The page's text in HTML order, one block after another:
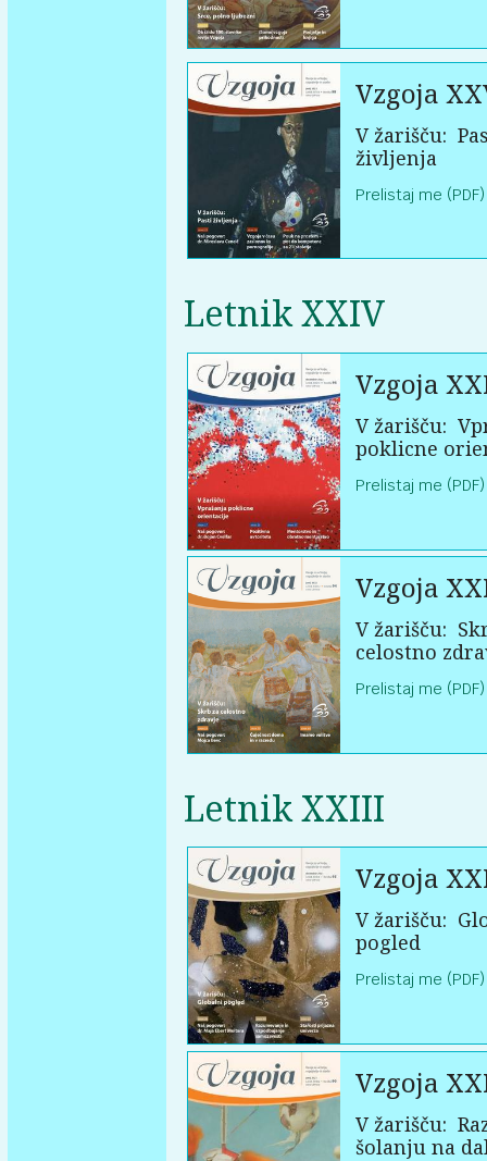
Vzgoja
V žarišču:
življenja
Prelistaj me (PDF)
Letnik XXIV
Vzgoja
V žarišču:
poklicne
Prelistaj me (PDF)
Vzgoja
V žarišču:
celostno
Prelistaj me (PDF)
Letnik XXIII
Vzgoja
V žarišču:
pogled
Prelistaj me (PDF)
Vzgoja
V žarišču:
šolanju na